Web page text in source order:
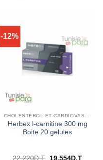
-12%
Herbex l-carnitine 300 mg
Boite 20 gelules
22.220D.T Le
19.554D.TLe